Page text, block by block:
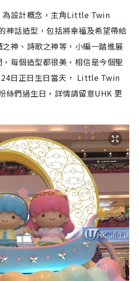
為設計概念，主角Little Twin
神話造型，包括將幸福及希望帶給
神、詩歌之神等，小編一踏進展
每個造型都很美，相信是今個聖
日正日生日當天， Little Twin
絲們過生日，詳情請留意UHK 更